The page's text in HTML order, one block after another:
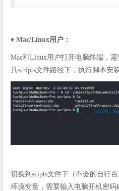
♦️ Mac/Linux用户：
Mac和Linux用户打开电脑终端，
具scripts文件路径下，执行脚本安
切换到scipts文件下（不会的自行
环境变量，需要输入电脑开机密码